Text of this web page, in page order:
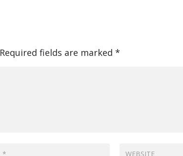
Required fields are marked*